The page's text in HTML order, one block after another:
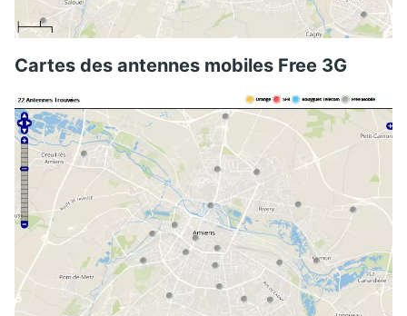
Cartes des antennes mobiles Free 3G